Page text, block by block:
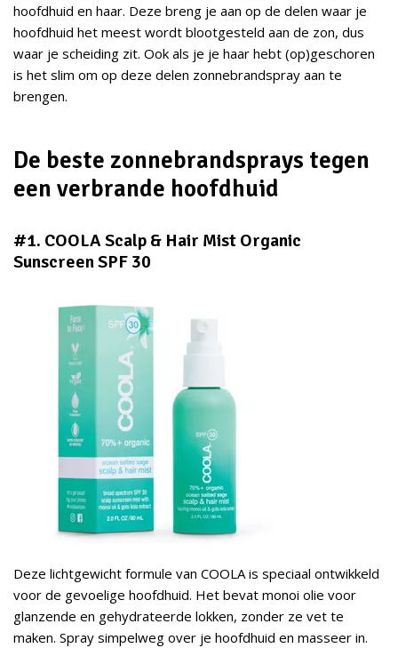
hoofdhuid en haar. Deze breng je aan op de delen waar je
hoofdhuid het meest wordt blootgesteld aan de zon, dus
waar je scheiding zit. Ook als je je haar hebt (op)geschoren
is het slim om op deze delen zonnebrandspray aan te
brengen.
De beste zonnebrandsprays tegen
een verbrande hoofdhuid
#1. COOLA Scalp & Hair Mist Organic
Sunscreen SPF 30
Deze lichtgewicht formule van COOLA is speciaal ontwikkeld
voor de gevoelige hoofdhuid. Het bevat monoi olie voor
glanzende en gehydrateerde lokken, zonder ze vet te
maken. Spray simpelweg over je hoofdhuid en masseer in.